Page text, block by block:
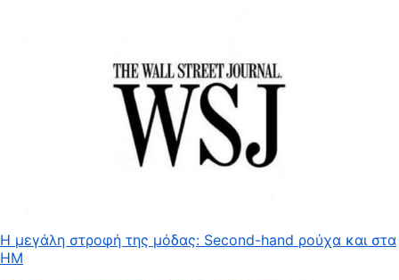
Η μεγάλη στροφή της μόδας: Second-hand ρούχα και στα
HM